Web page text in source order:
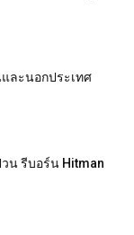
และนอกประเทศ
น รีบอร์น Hitman